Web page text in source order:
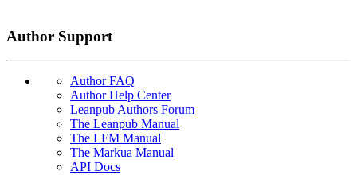
Author Support
Author FAQ
Author Help Center
Leanpub Authors Forum
The Leanpub Manual
The LFM Manual
The Markua Manual
API Docs